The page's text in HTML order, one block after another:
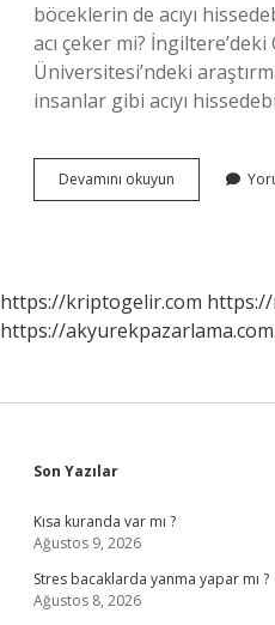
böceklerin de acıyı
acı çeker mi?
Üniversitesi’ndeki
insanlar gibi acıyı
Devamını okuyun Salyangoz
Acı
https://kriptogelir.com
https://
Sidebar
Son Yazılar
Kısa kuranda var mı ?
Ağustos 9, 2026
Stres bacaklarda yanma yapar mı ?
Ağustos 8, 2026